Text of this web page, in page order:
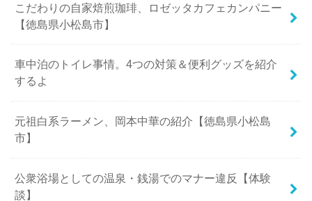
こだわりの自家焙煎珈琲、ロゼッタカフェカンパニー
【徳島県小松島市】
車中泊のトイレ事情。4つの対策＆便利グッズを紹介
するよ
元祖白系ラーメン、岡本中華の紹介【徳島県小松島
市】
公衆浴場としての温泉・銭湯でのマナー違反【体験
談】